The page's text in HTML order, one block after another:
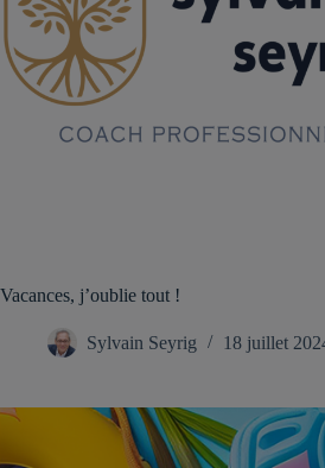
Vacances, j’oublie tout !
Sylvain Seyrig 18 juillet